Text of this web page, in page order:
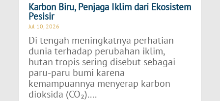
Karbon Biru, Penjaga Iklim dari Ekosistem
Pesisir
Jul 10, 2026
Di tengah meningkatnya perhatian
dunia terhadap perubahan iklim,
hutan tropis sering disebut sebagai
paru-paru bumi karena
kemampuannya menyerap karbon
dioksida (CO₂)....